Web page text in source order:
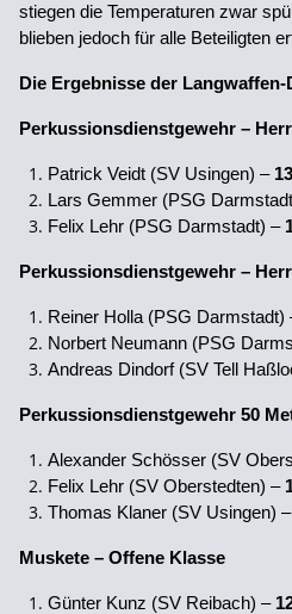
stiegen die Temperaturen zwar
blieben jedoch für alle Beteiligten
Die Ergebnisse der
Perkussionsdienstgewehr –
Patrick Veidt (SV Usingen) –
Lars Gemmer (PSG
Felix Lehr (PSG Darmstadt) –
Perkussionsdienstgewehr –
Reiner Holla (PSG Darmstadt)
Norbert Neumann (PSG
Andreas Dindorf (SV Tell
Perkussionsdienstgewehr 50
Alexander Schösser (SV
Felix Lehr (SV Oberstedten) –
Thomas Klaner (SV Usingen) –
Muskete – Offene Klasse
Günter Kunz (SV Reibach) –